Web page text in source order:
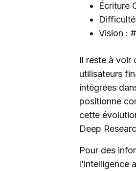
Écriture
Vision :
Il reste à voir
utilisateurs
intégrées
positionne
cette
Deep
Pour des
l’intelligence